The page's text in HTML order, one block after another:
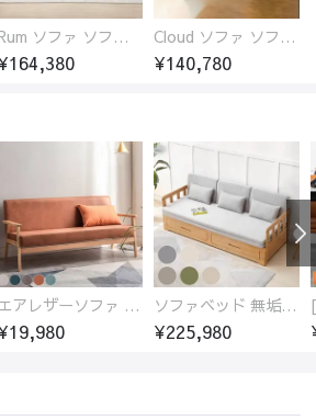
Rum ソファ ソファー おしゃれ 1人掛け～4人掛け ウォールナットorオーク材フレーム 西海岸風 肘掛 Cloud ソファ ソファーおしゃれ 1人掛け～3人掛け チェリー材フレーム 木製 北欧 おしゃれ 5カラー 自由レイアウト
¥140,780
エアレザーソファ おしゃれ 無地 1人用 二人掛け 3人掛け ソファベッド 無垢材フレーム
¥225,980